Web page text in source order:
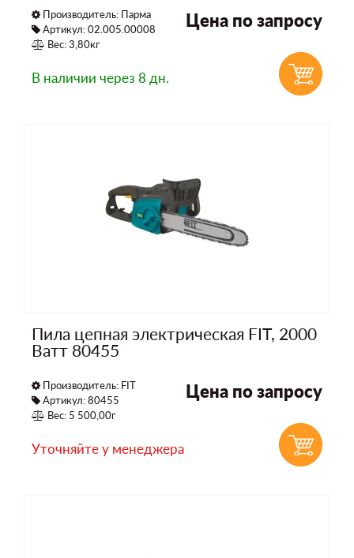
Производитель: Парма
Артикул: 02.005.00008
Вес: 3,80кг
Цена по запросу
В наличии через 8 дн.
Пила цепная электрическая FIT, 2000
Ватт 80455
Производитель: FIT
Артикул: 80455
Вес: 5 500,00г
Цена по запросу
Уточняйте у менеджера